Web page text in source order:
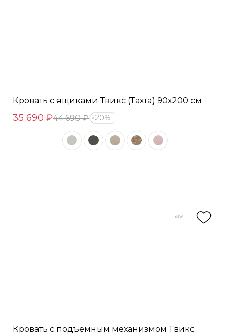
Кровать с ящиками Твикс (Тахта) 90х200 см
35 690 ₽44 690 ₽ 20%
Кровать с подъемным механизмом Твикс